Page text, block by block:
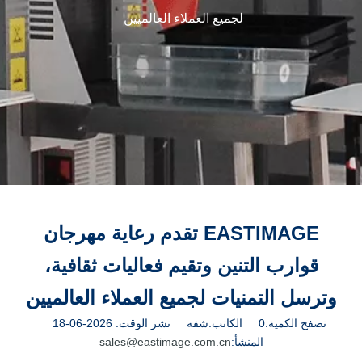
لجميع العملاء العالميين
EASTIMAGE تقدم رعاية مهرجان
قوارب التنين وتقيم فعاليات ثقافية،
وترسل التمنيات لجميع العملاء العالميين
تصفح الكمية:0
المنشأ:sales@eastimage.com.cn